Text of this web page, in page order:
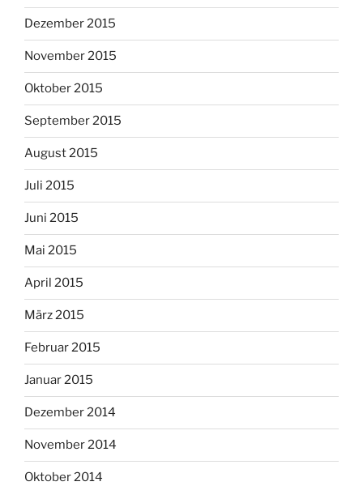
Dezember 2015
November 2015
Oktober 2015
September 2015
August 2015
Juli 2015
Juni 2015
Mai 2015
April 2015
März 2015
Februar 2015
Januar 2015
Dezember 2014
November 2014
Oktober 2014